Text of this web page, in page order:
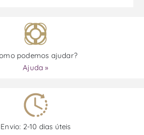
podemos ajudar?
Ajuda »
Envio: 2-10 dias úteis